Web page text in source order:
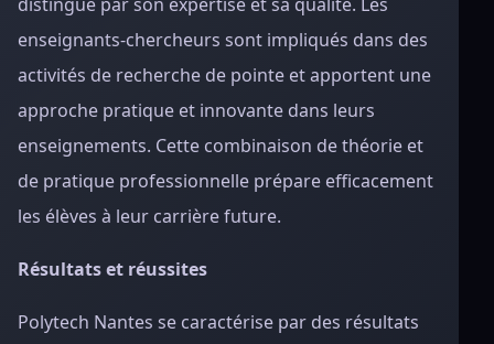
enseignants-chercheurs sont impliqués dans des
activités de recherche de pointe et apportent une
approche pratique et innovante dans leurs
enseignements. Cette combinaison de théorie et
de pratique professionnelle prépare efficacement
les élèves à leur carrière future.
Résultats et réussites
Polytech Nantes se caractérise par des résultats